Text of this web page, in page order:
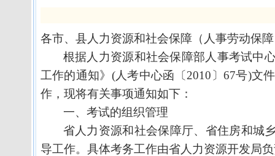
各市、县人力资源和社会保障（人事劳动保
根据人力资源和社会保障部人事考试中
工作的通知》 (人考中心函〔 2010 〕 67号)文
作，现将有关事项通知如下：
一、考试的组织管理
省人力资源和社会保障厅、省住房和城
导工作。具体考务工作由省人力资源开发局